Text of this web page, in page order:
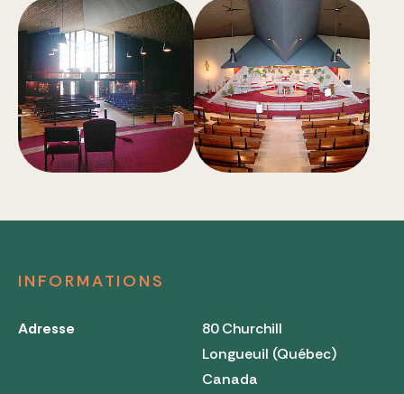
INFORMATIONS
Adresse
80 Churchill
Longueuil (Québec)
Canada